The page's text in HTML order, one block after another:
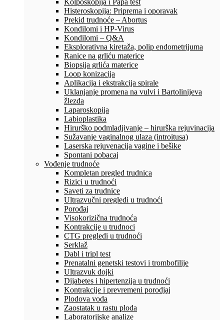
Kolposkopija i Papa test
Histeroskopija: Priprema i oporavak
Prekid trudnoće – Abortus
Kondilomi i HP-Virus
Kondilomi – Q&A
Eksplorativna kiretaža, polip endometrijuma
Ranice na grliću materice
Biopsija grlića materice
Loop konizacija
Aplikacija i ekstrakcija spirale
Uklanjanje promena na vulvi i Bartolinijeva
žlezda
Laparoskopija
Labioplastika
Hirurško podmladjivanje – hirurška rejuvinacija
Sužavanje vaginalnog ulaza (introitusa)
Laserska rejuvenacija vagine i bešike
Spontani pobacaj
Vođenje trudnoće
Kompletan pregled trudnica
Rizici u trudnoći
Saveti za trudnice
Ultrazvučni pregledi u trudnoći
Porođaj
Visokorizična trudnoća
Kontrakcije u trudnoci
CTG pregledi u trudnoći
Serklaž
Dabl i tripl test
Prenatalni genetski testovi i trombofilije
Ultrazvuk dojki
Dijabetes i hipertenzija u trudnoći
Kontrakcije i prevremeni porodjaj
Plodova voda
Zaostatak u rastu ploda
Laboratorijske analize